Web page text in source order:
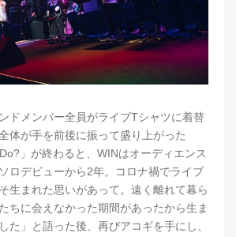
ドメンバー全員がライブTシャツに着替
体が手を前後に振って盛り上がった
」が終わると、WINはオーディエンス
ロデビューから2年。コロナ禍でライブ
生まれた思いがあって。遠く離れて暮ら
ちに会えなかった期間があったから生ま
た」と語った後、再びアコギを手にし、